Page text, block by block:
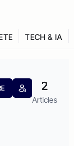
TECH & IA
2
Articles